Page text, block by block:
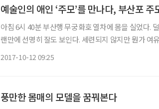
예술인의 애인 ‘주모’를 만나다, 부산포 주
아침 6시 40분 부산행 무궁화호 열차에 몸을 실었다.
랜만에 선명히 잘도 보인다. 세련되지 않지만 뭔가 여
2017-10-12 09:25
풍만한 몸매의 모델을 꿈꿔본다